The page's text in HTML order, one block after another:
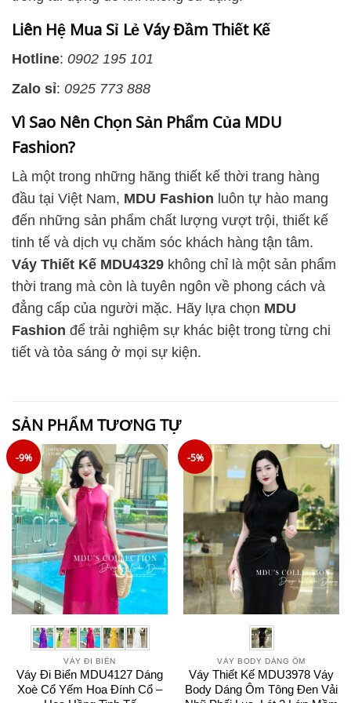
Liên Hệ Mua Sỉ Lẻ Váy Đầm Thiết Kế
Hotline: 0902 195 101
Zalo sỉ: 0925 773 888
Vì Sao Nên Chọn Sản Phẩm Của MDU
Fashion?
Là một trong những hãng thiết kế thời trang hàng
đầu tại Việt Nam, MDU Fashion luôn tự hào mang
đến những sản phẩm chất lượng vượt trội, thiết kế
tinh tế và dịch vụ chăm sóc khách hàng tận tâm.
Váy Thiết Kế MDU4329 không chỉ là một sản phẩm
thời trang mà còn là tuyên ngôn về phong cách và
đẳng cấp của người mặc. Hãy lựa chọn MDU
Fashion để trải nghiệm sự khác biệt trong từng chi
tiết và tỏa sáng ở mọi sự kiện.
SẢN PHẨM TƯƠNG TỰ
-9%
VÁY ĐI BIỂN
Váy Đi Biển MDU4127 Dáng
Xoè Cổ Yếm Hoa Đính Cổ –
-5%
VÁY BODY DÁNG ÔM
Váy Thiết Kế MDU3978 Váy
Body Dáng Ôm Tông Đen Vải